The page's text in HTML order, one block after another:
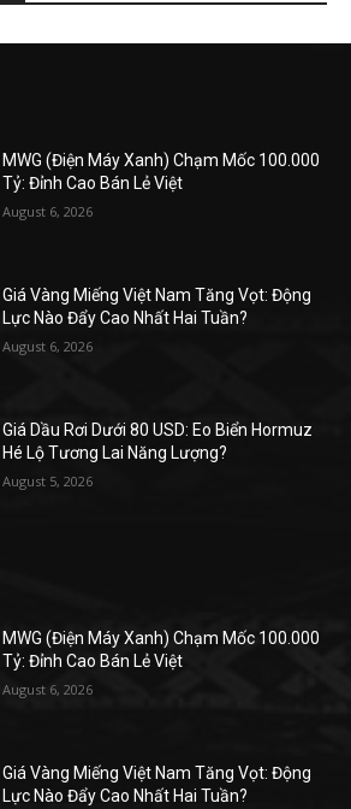
MWG (Điện Máy Xanh) Chạm Mốc 100.000
Tỷ: Đỉnh Cao Bán Lẻ Việt
August 6, 2026
Giá Vàng Miếng Việt Nam Tăng Vọt: Động
Lực Nào Đẩy Cao Nhất Hai Tuần?
August 6, 2026
Giá Dầu Rơi Dưới 80 USD: Eo Biển Hormuz
Hé Lộ Tương Lai Năng Lượng?
August 5, 2026
MWG (Điện Máy Xanh) Chạm Mốc 100.000
Tỷ: Đỉnh Cao Bán Lẻ Việt
August 6, 2026
Giá Vàng Miếng Việt Nam Tăng Vọt: Động
Lực Nào Đẩy Cao Nhất Hai Tuần?